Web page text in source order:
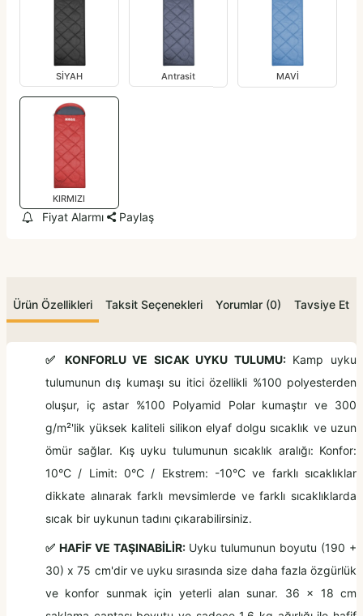
SİYAH Antrasit MAVİ
KIRMIZI
Fiyat Alarmı Paylaş
Ürün Özellikleri Taksit Seçenekleri Yorumlar (0) Tavsiye Et
✅ KONFORLU VE SICAK UYKU TULUMU:Kamp uyku
tulumunun dış kumaşı su itici özellikli %100 polyesterden
oluşur, iç astar %100 Polyamid Polar kumaştır ve 300
g/m²'lik yüksek kaliteli silikon elyaf dolgu sıcaklık ve uzun
ömür sağlar. Kış uyku tulumunun sıcaklık aralığı: Konfor:
10°C / Limit: 0°C / Ekstrem: -10°C ve farklı sıcaklıklar
dikkate alınarak farklı mevsimlerde ve farklı sıcaklıklarda
sıcak bir uykunun tadını çıkarabilirsiniz.
✅ HAFİF VE TAŞINABİLİR:Uyku tulumunun boyutu (190 +
30) x 75 cm'dir ve uyku sırasında size daha fazla özgürlük
ve konfor sunmak için yeterli alan sunar. 36 x 18 cm